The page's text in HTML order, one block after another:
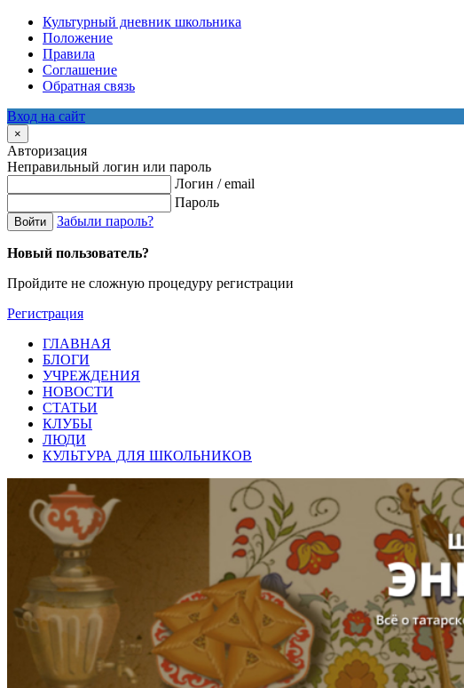
Культурный дневник школьника
Положение
Правила
Соглашение
Обратная связь
Вход на сайт
×
Авторизация
Неправильный логин или пароль
Логин / email
Пароль
Войти Забыли пароль?
Новый пользователь?
Пройдите не сложную процедуру регистрации
Регистрация
ГЛАВНАЯ
БЛОГИ
УЧРЕЖДЕНИЯ
НОВОСТИ
СТАТЬИ
КЛУБЫ
ЛЮДИ
КУЛЬТУРА ДЛЯ ШКОЛЬНИКОВ